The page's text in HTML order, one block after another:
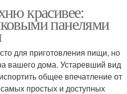
красивее:
панелями
для приготовления пищи, но
вашего дома. Устаревший вид
общее впечатление от
простых и доступных